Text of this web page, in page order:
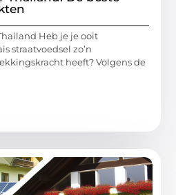
Heb je je ooit
straatvoedsel zo’n
heeft? Volgens de